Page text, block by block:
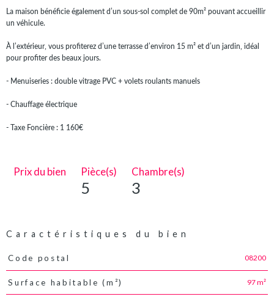
La maison bénéficie également d’un sous-sol complet de 90m² pouvant accueillir
un véhicule.
À l’extérieur, vous profiterez d’une terrasse d’environ 15 m² et d’un jardin, idéal
pour profiter des beaux jours.
- Menuiseries : double vitrage PVC + volets roulants manuels
- Chauffage électrique
- Taxe Foncière : 1 160€
Prix du bien Pièce(s)
5
Chambre(s)
3
Caractéristiques du bien
Caractéristiques Valeurs
Code postal 08200
Surface habitable (m²) 97 m²